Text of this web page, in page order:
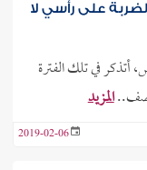
على رأسي لا
في تلك الفترة
المزيد
2019-02-06